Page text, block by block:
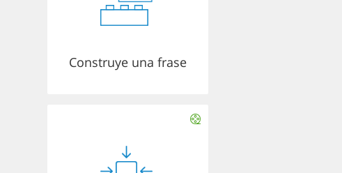
Construye una frase